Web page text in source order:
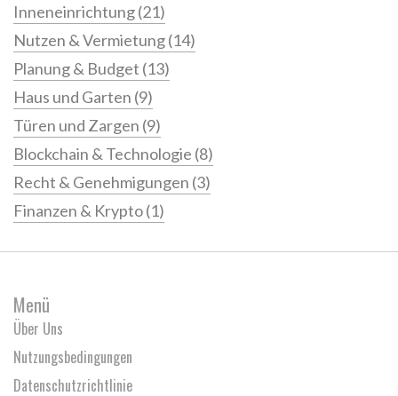
Inneneinrichtung(21)
Nutzen & Vermietung(14)
Planung & Budget (13)
Haus und Garten (9)
Türen und Zargen (9)
Blockchain & Technologie (8)
Recht & Genehmigungen (3)
Finanzen & Krypto(1)
Menü
Über Uns
Nutzungsbedingungen
Datenschutzrichtlinie